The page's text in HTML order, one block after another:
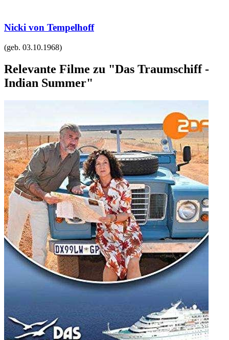
Nicki von Tempelhoff
(geb. 03.10.1968)
Relevante Filme zu "Das Traumschiff -
Indian Summer"